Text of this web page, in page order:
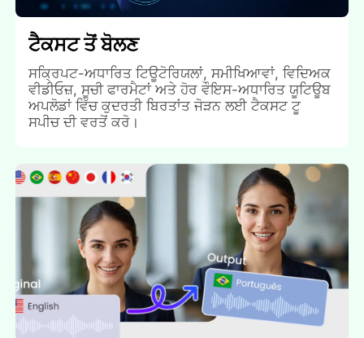
ਟੈਕਸਟ ਤੋਂ ਬੋਲਣ
ਸਕ੍ਰਿਪਟ-ਅਧਾਰਿਤ ਟਿਊਟੋਰਿਯਲਾਂ, ਸਮੀਖਿਆਵਾਂ, ਵਿਦਿਅਕ
ਵੀਡੀਓਜ਼, ਸੂਚੀ ਫਾਰਮੈਟਾਂ ਅਤੇ ਹੋਰ ਵੌਇਸ-ਅਧਾਰਿਤ ਯੂਟਿਊਬ
ਅਪਲੋਡਾਂ ਵਿੱਚ ਕੁਦਰਤੀ ਬਿਰਤਾਂਤ ਜੋੜਨ ਲਈ ਟੈਕਸਟ ਟੂ
ਸਪੀਚ ਦੀ ਵਰਤੋਂ ਕਰੋ।